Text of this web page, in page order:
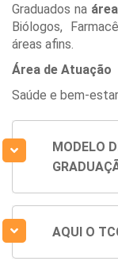
Graduados na
Biólogos,
áreas afins.
Área de Atuação
Saúde e bem-estar
MODELO
AQUI O